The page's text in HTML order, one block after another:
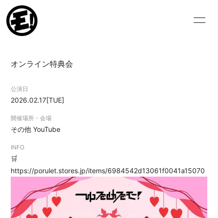
SCHEDULE
BIOGRAPHY
BLOG
ログイン
オンライン特典会
公演日
2026.02.17[TUE]
開催場所・会場
その他YouTube
INFO
🛒
https://porulet.stores.jp/items/6984542d13061f0041a15070